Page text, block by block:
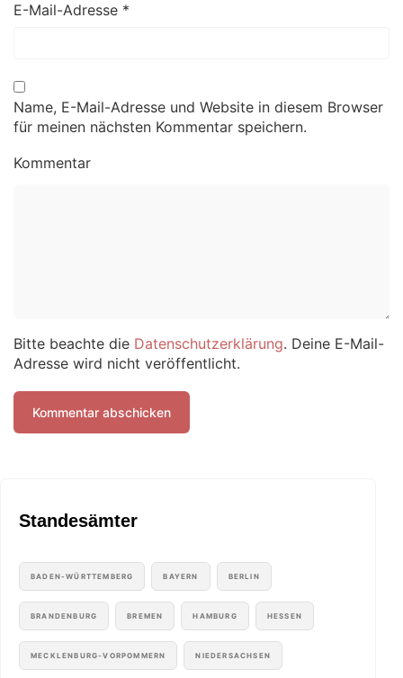
E-Mail-Adresse *
Name, E-Mail-Adresse und Website in diesem Browser
für meinen nächsten Kommentar speichern.
Kommentar
Bitte beachte die Datenschutzerklärung. Deine E-Mail-
Adresse wird nicht veröffentlicht.
Standesämter
BADEN-WÜRTTEMBERG BAYERN BERLIN
BRANDENBURG BREMEN HAMBURG HESSEN
MECKLENBURG-VORPOMMERN NIEDERSACHSEN